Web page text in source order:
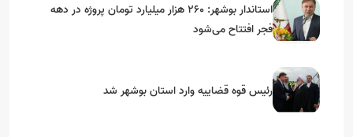
استاندار بوشهر: ۲۶۰ هزار میلیارد تومان پروژه در دهه
فجر افتتاح می‌شود
رئیس قوه قضاییه وارد استان بوشهر شد